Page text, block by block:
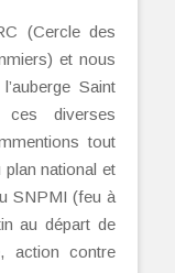
(Cercle des
et nous
Saint
diverses
tout
national et
SNPMI (feu à
au départ de
action contre